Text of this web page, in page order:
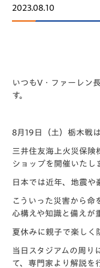
2023.08.10
いつもV・ファーレン
す。
8月19日（土）栃木戦
三井住友海上火災保険
ショップを開催いたし
日本では近年、地震や
こういった災害から命
心構えや知識と備えが
夏休みに親子で楽しく
当日スタジアムの周り
て、専門家より解説を